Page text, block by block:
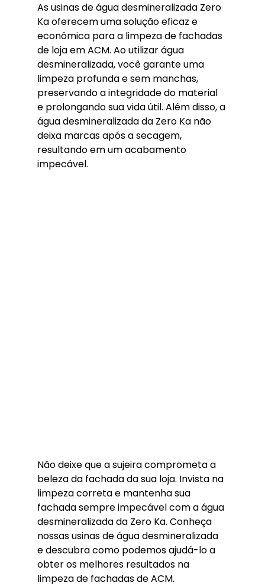
As usinas de água desmineralizada Zero
Ka oferecem uma solução eficaz e
econômica para a limpeza de fachadas
de loja em ACM. Ao utilizar água
desmineralizada, você garante uma
limpeza profunda e sem manchas,
preservando a integridade do material
e prolongando sua vida útil. Além disso, a
água desmineralizada da Zero Ka não
deixa marcas após a secagem,
resultando em um acabamento
impecável.
Não deixe que a sujeira comprometa a
beleza da fachada da sua loja. Invista na
limpeza correta e mantenha sua
fachada sempre impecável com a água
desmineralizada da Zero Ka. Conheça
nossas usinas de água desmineralizada
e descubra como podemos ajudá-lo a
obter os melhores resultados na
limpeza de fachadas de ACM.